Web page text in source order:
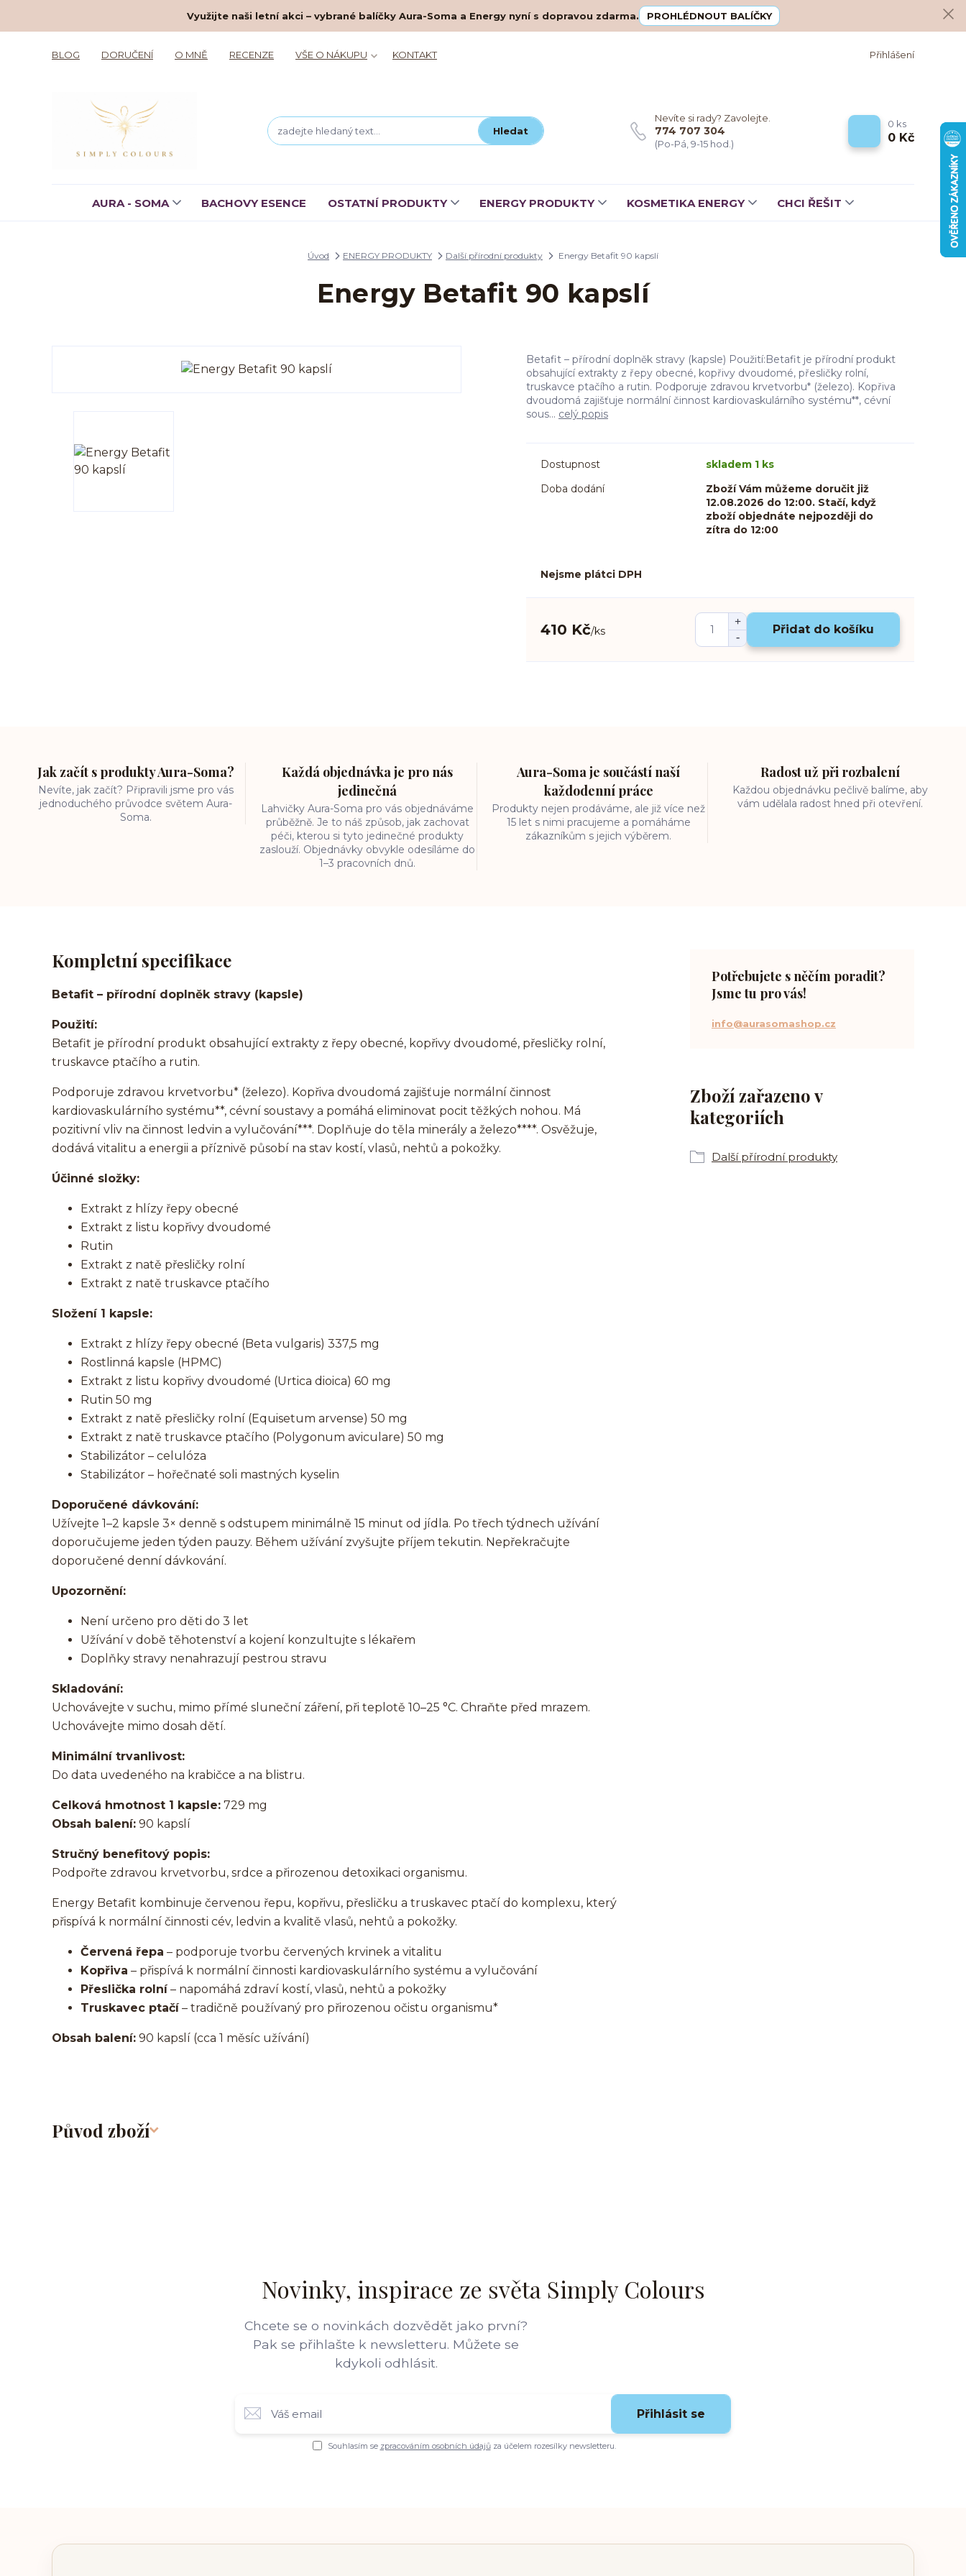
Využijte naši letní akci – vybrané balíčky Aura-Soma a Energy nyní s dopravou zdarma. PROHLÉDNOUT BALÍČKY
BLOG DORUČENÍ O MNĚ RECENZE VŠE O NÁKUPU KONTAKT Přihlášení
Hledat
Nevíte si rady? Zavolejte.
774 707 304
(Po-Pá, 9-15 hod.)
0 ks
0 Kč
AURA - SOMA BACHOVY ESENCE OSTATNÍ PRODUKTY ENERGY PRODUKTY KOSMETIKA ENERGY CHCI ŘEŠIT
Úvod ENERGY PRODUKTY Další přírodní produkty Energy Betafit 90 kapslí
Energy Betafit 90 kapslí
Betafit – přírodní doplněk stravy (kapsle) Použití:Betafit je přírodní produkt
obsahující extrakty z řepy obecné, kopřivy dvoudomé, přesličky rolní,
truskavce ptačího a rutin. Podporuje zdravou krvetvorbu* (železo). Kopřiva
dvoudomá zajišťuje normální činnost kardiovaskulárního systému**, cévní
sous... celý popis
Dostupnost
skladem 1 ks
Doba dodání
Zboží Vám můžeme doručit již
12.08.2026 do 12:00. Stačí, když
zboží objednáte nejpozději do
zítra do 12:00
Nejsme plátci DPH
410 Kč/ks Přidat do košíku
Jak začít s produkty Aura-Soma?
Nevíte, jak začít? Připravili jsme pro vás
jednoduchého průvodce světem Aura-
Soma.
Každá objednávka je pro nás
jedinečná
Lahvičky Aura-Soma pro vás objednáváme
průběžně. Je to náš způsob, jak zachovat
péči, kterou si tyto jedinečné produkty
zaslouží. Objednávky obvykle odesíláme do
1–3 pracovních dnů.
Aura-Soma je součástí naší
každodenní práce
Produkty nejen prodáváme, ale již více než
15 let s nimi pracujeme a pomáháme
zákazníkům s jejich výběrem.
Radost už při rozbalení
Každou objednávku pečlivě balíme, aby
vám udělala radost hned při otevření.
Kompletní specifikace
Betafit – přírodní doplněk stravy (kapsle)
Použití:
Betafit je přírodní produkt obsahující extrakty z řepy obecné, kopřivy dvoudomé, přesličky rolní,
truskavce ptačího a rutin.
Podporuje zdravou krvetvorbu* (železo). Kopřiva dvoudomá zajišťuje normální činnost
kardiovaskulárního systému**, cévní soustavy a pomáhá eliminovat pocit těžkých nohou. Má
pozitivní vliv na činnost ledvin a vylučování***. Doplňuje do těla minerály a železo****. Osvěžuje,
dodává vitalitu a energii a příznivě působí na stav kostí, vlasů, nehtů a pokožky.
Účinné složky:
Extrakt z hlízy řepy obecné
Extrakt z listu kopřivy dvoudomé
Rutin
Extrakt z natě přesličky rolní
Extrakt z natě truskavce ptačího
Složení 1 kapsle:
Extrakt z hlízy řepy obecné (Beta vulgaris) 337,5 mg
Rostlinná kapsle (HPMC)
Extrakt z listu kopřivy dvoudomé (Urtica dioica) 60 mg
Rutin 50 mg
Extrakt z natě přesličky rolní (Equisetum arvense) 50 mg
Extrakt z natě truskavce ptačího (Polygonum aviculare) 50 mg
Stabilizátor – celulóza
Stabilizátor – hořečnaté soli mastných kyselin
Doporučené dávkování:
Užívejte 1–2 kapsle 3× denně s odstupem minimálně 15 minut od jídla. Po třech týdnech užívání
doporučujeme jeden týden pauzy. Během užívání zvyšujte příjem tekutin. Nepřekračujte
doporučené denní dávkování.
Upozornění:
Není určeno pro děti do 3 let
Užívání v době těhotenství a kojení konzultujte s lékařem
Doplňky stravy nenahrazují pestrou stravu
Skladování:
Uchovávejte v suchu, mimo přímé sluneční záření, při teplotě 10–25 °C. Chraňte před mrazem.
Uchovávejte mimo dosah dětí.
Minimální trvanlivost:
Do data uvedeného na krabičce a na blistru.
Celková hmotnost 1 kapsle: 729 mg
Obsah balení: 90 kapslí
Stručný benefitový popis:
Podpořte zdravou krvetvorbu, srdce a přirozenou detoxikaci organismu.
Energy Betafit kombinuje červenou řepu, kopřivu, přesličku a truskavec ptačí do komplexu, který
přispívá k normální činnosti cév, ledvin a kvalitě vlasů, nehtů a pokožky.
Červená řepa – podporuje tvorbu červených krvinek a vitalitu
Kopřiva – přispívá k normální činnosti kardiovaskulárního systému a vylučování
Přeslička rolní– napomáhá zdraví kostí, vlasů, nehtů a pokožky
Truskavec ptačí– tradičně používaný pro přirozenou očistu organismu*
Obsah balení: 90 kapslí (cca 1 měsíc užívání)
Původ zboží
Zboží zařazeno v
kategoriích
Další přírodní produkty
Potřebujete s něčím poradit?
Jsme tu pro vás!
info@aurasomashop.cz
Novinky, inspirace ze světa Simply Colours
Chcete se o novinkách dozvědět jako první?
Pak se přihlašte k newsletteru. Můžete se
kdykoli odhlásit.
Přihlásit se
Souhlasím se zpracováním osobních údajůza účelem rozesílky newsletteru.